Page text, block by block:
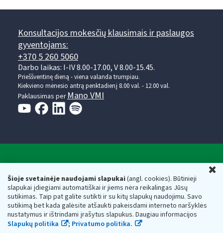
Šioje svetainėje naudojami slapukai(angl. cookies). Būtinieji
slapukai įdiegiami automatiškai ir jiems nėra reikalingas Jūsų
sutikimas. Taip pat galite sutikti ir su kitų slapukų naudojimu. Savo
sutikimą bet kada galėsite atšaukti pakeisdami interneto naršyklės
nustatymus ir ištrindami įrašytus slapukus. Daugiau informacijos
Slapukų politika
; Privatumo politika.
Konsultacijos mokesčių klausimais ir paslaugos
gyventojams:
+370 5 260 5060
Darbo laikas: I-IV 8.00-17.00, V 8.00-15.45.
Prieššventinę dieną - viena valanda trumpiau.
Kiekvieno mėnesio antrą penktadienį 8.00 val. - 12.00 val.
Paklausimas perMano VMI
Valstybinė mokesčių inspekcija prie Lietuvos
Respublikos finansų ministerijos
Biudžetinė įstaiga. Juridinio asmens kodas — 188659752,
adresas: Vasario 16-osios g. 14, 01107 Vilnius, Lietuva, el.paštas:
vmi@vmi.lt , E. pristatymo dėžutės adresas 188659752
Duomenys apie Valstybinę mokesčių inspekciją prie Lietuvos
Respublikos finansų ministerijos kaupiami ir saugomi Juridinių